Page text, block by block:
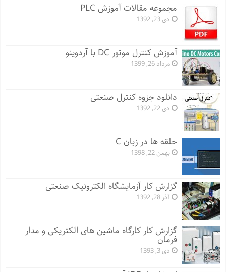
مجموعه مقالات آموزش PLC
دی 23, 1392
آموزش کنترل موتور DC با آردوینو
مرداد 26, 1399
دانلود جزوه کنترل صنعتی
دی 22, 1392
حلقه ها در زبان C
بهمن 22, 1398
گزارش کار آزمایشگاه الکترونیک صنعتی
آذر 28, 1392
گزارش کار کارگاه ماشین های الکتریکی و مدار
فرمان
دی 3, 1393